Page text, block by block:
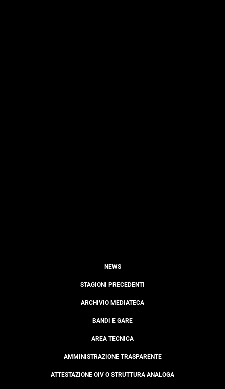
NEWS
STAGIONI PRECEDENTI
ARCHIVIO MEDIATECA
BANDI E GARE
AREA TECNICA
AMMINISTRAZIONE TRASPARENTE
ATTESTAZIONE OIV O STRUTTURA ANALOGA